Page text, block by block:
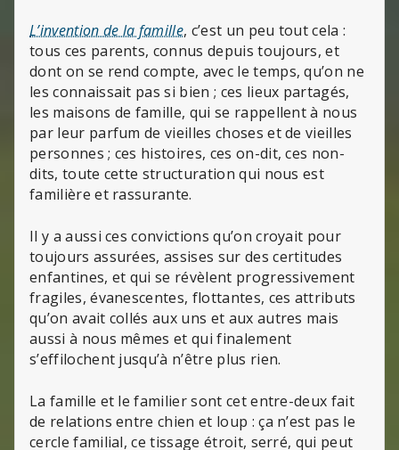
L’invention de la famille, c’est un peu tout cela :
tous ces parents, connus depuis toujours, et
dont on se rend compte, avec le temps, qu’on ne
les connaissait pas si bien ; ces lieux partagés,
les maisons de famille, qui se rappellent à nous
par leur parfum de vieilles choses et de vieilles
personnes ; ces histoires, ces on-dit, ces non-
dits, toute cette structuration qui nous est
familière et rassurante.
Il y a aussi ces convictions qu’on croyait pour
toujours assurées, assises sur des certitudes
enfantines, et qui se révèlent progressivement
fragiles, évanescentes, flottantes, ces attributs
qu’on avait collés aux uns et aux autres mais
aussi à nous mêmes et qui finalement
s’effilochent jusqu’à n’être plus rien.
La famille et le familier sont cet entre-deux fait
de relations entre chien et loup : ça n’est pas le
cercle familial, ce tissage étroit, serré, qui peut